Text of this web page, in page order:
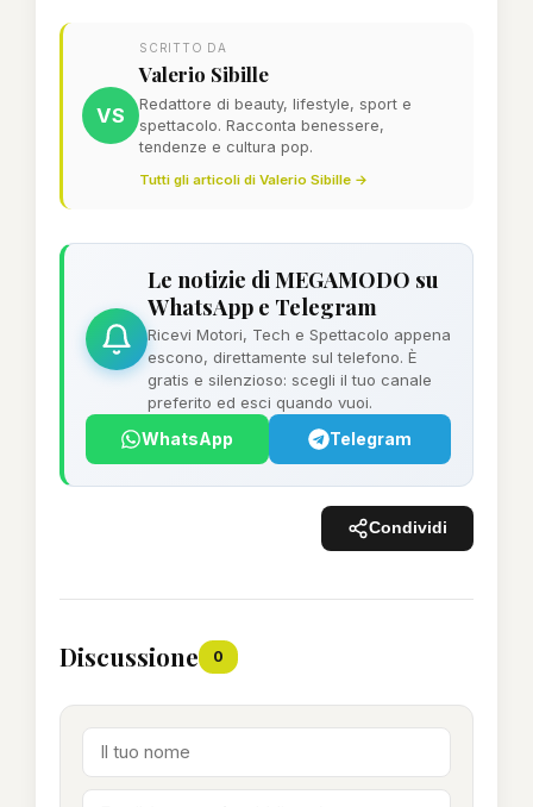
VS
SCRITTO DA
Valerio Sibille
Redattore di beauty, lifestyle, sport e
spettacolo. Racconta benessere,
tendenze e cultura pop.
Tutti gli articoli di Valerio Sibille →
Le notizie di MEGAMODO su
WhatsApp e Telegram
Ricevi Motori, Tech e Spettacolo appena
escono, direttamente sul telefono. È
gratis e silenzioso: scegli il tuo canale
preferito ed esci quando vuoi.
WhatsApp Telegram
Condividi
Discussione 0